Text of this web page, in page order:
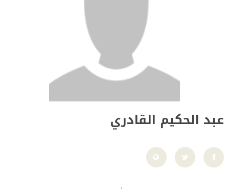
عبد الحكيم القادري